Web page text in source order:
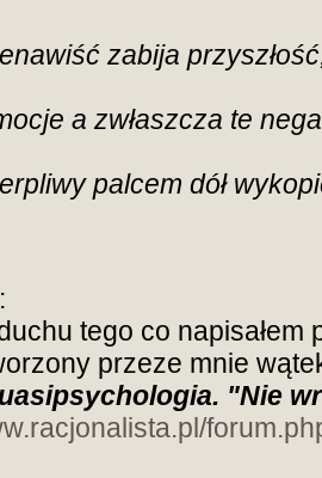
zabija
a zwłaszcza te
palcem dół
tego co
przeze mnie
"Nie